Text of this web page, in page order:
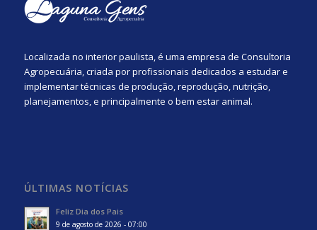
Localizada no interior paulista, é uma empresa de Consultoria
Agropecuária, criada por profissionais dedicados a estudar e
implementar técnicas de produção, reprodução, nutrição,
planejamentos, e principalmente o bem estar animal.
ÚLTIMAS NOTÍCIAS
Feliz Dia dos Pais
9 de agosto de 2026 - 07:00